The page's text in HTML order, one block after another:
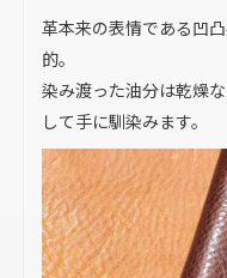
革本来の表情である凹
的。
染み渡った油分は乾燥
して手に馴染みます。